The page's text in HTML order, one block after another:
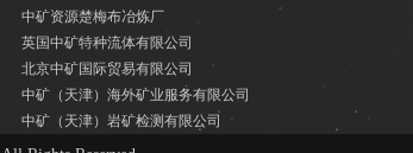
中矿资源楚梅布冶炼厂
英国中矿特种流体有限公司
北京中矿国际贸易有限公司
中矿（天津）海外矿业服务有限公司
中矿（天津）岩矿检测有限公司